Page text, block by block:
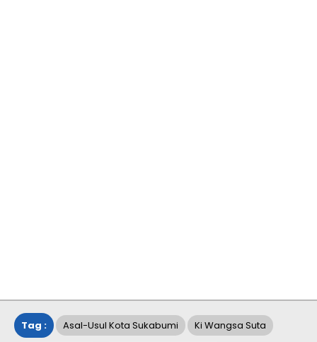
Tag : Asal-Usul Kota Sukabumi Ki Wangsa Suta